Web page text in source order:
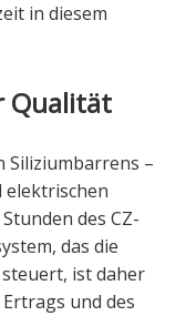
in diesem
Qualität
Siliziumbarrens –
des CZ-
das die
ist daher
und des